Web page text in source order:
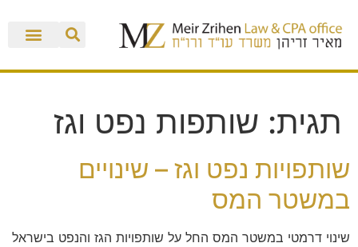
תגית: שותפות נפט וגז
שותפויות נפט וגז – שינויים
במשטר המס
שינוי דרמטי במשטר המס החל על שותפויות הגז והנפט בישראל